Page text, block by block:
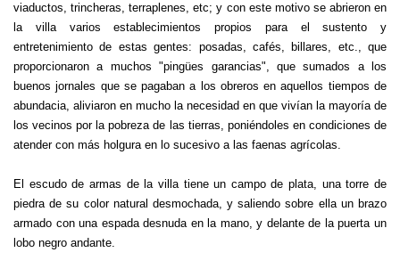
viaductos, trincheras, terraplenes, etc; y con este motivo se abrieron en
la villa varios establecimientos propios para el sustento y
entretenimiento de estas gentes: posadas, cafés, billares, etc., que
proporcionaron a muchos "pingües garancias", que sumados a los
buenos jornales que se pagaban a los obreros en aquellos tiempos de
abundacia, aliviaron en mucho la necesidad en que vivían la mayoría de
los vecinos por la pobreza de las tierras, poniéndoles en condiciones de
atender con más holgura en lo sucesivo a las faenas agrícolas.
El escudo de armas de la villa tiene un campo de plata, una torre de
piedra de su color natural desmochada, y saliendo sobre ella un brazo
armado con una espada desnuda en la mano, y delante de la puerta un
lobo negro andante.